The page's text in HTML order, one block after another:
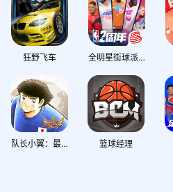
狂野飞车 全明星街球派对
队长小翼：最强十一人 篮球经理